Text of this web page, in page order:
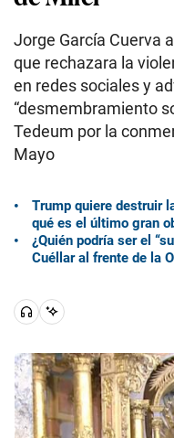
Jorge García Cuerva
que rechazara la
en redes sociales y
“desmembramiento
Tedeum por la
Mayo
Trump quiere destruir
qué es el último gran
¿Quién podría ser el
Cuéllar al frente de la